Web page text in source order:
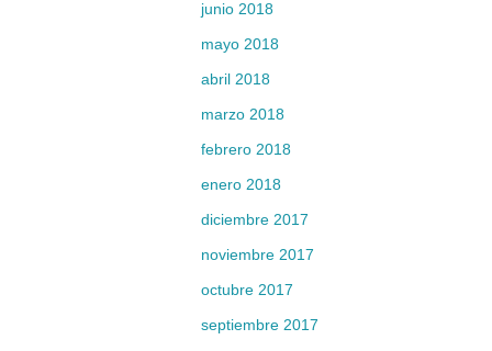
junio 2018
mayo 2018
abril 2018
marzo 2018
febrero 2018
enero 2018
diciembre 2017
noviembre 2017
octubre 2017
septiembre 2017